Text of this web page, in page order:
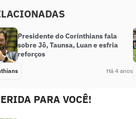
Presidente do Corinthians fala
sobre Jô, Taunsa, Luan e esfria
reforços
Há 4 anos
PARA VOCÊ!